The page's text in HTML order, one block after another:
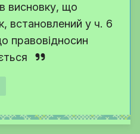
висновку, що
встановлений у ч. 6
правовідносин